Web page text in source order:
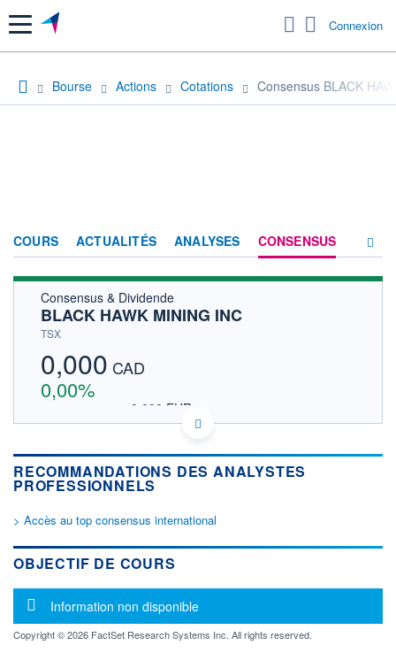
Menu Connexion
Bourse Actions Cotations Consensus BLACK
COURS ACTUALITÉS ANALYSES CONSENSUS
Consensus & Dividende
BLACK HAWK MINING INC
TSX
0,000 CAD
0,00%
0,000 EUR
DONNÉES TEMPS DIFFÉRÉ
Politique d'exécution
Cotation sur les autres places
OUVERTURE CLÔTURE VEILLE
0,000
0
VALORISATION DERNIER ÉCHANGE
RECOMMANDATIONS DES ANALYSTES
PROFESSIONNELS
> Accès au top consensus international
OBJECTIF DE COURS
Message d'information
Information non disponible
Copyright © 2026 FactSet Research Systems Inc. All rights reserved.